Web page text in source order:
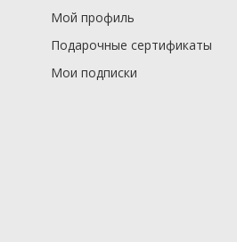
Мой профиль
Подарочные сертификаты
Мои подписки